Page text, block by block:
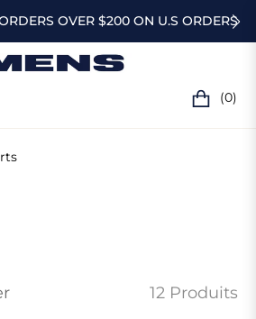
OVER $200 ON U.S ORDERS
Chariot
(0)
12 Produits